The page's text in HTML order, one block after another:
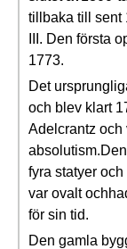
tillbaka till sent
III. Den första
1773.
Det
och blev klart
Adelcrantz och
fyra statyer
var ovalt
för sin tid.
Den gamla